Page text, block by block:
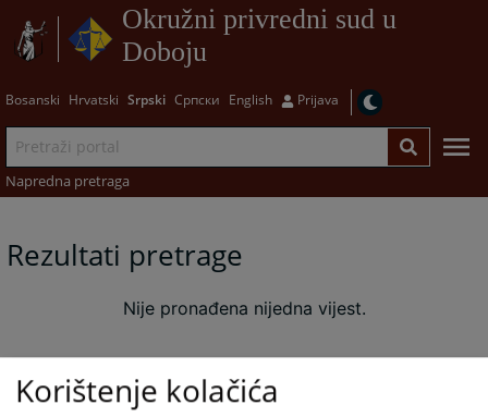
Okružni privredni sud u
Doboju
Bosanski Hrvatski Srpski Српски English Prijava
Napredna pretraga
Rezultati pretrage
Nije pronađena nijedna vijest.
Korištenje kolačića